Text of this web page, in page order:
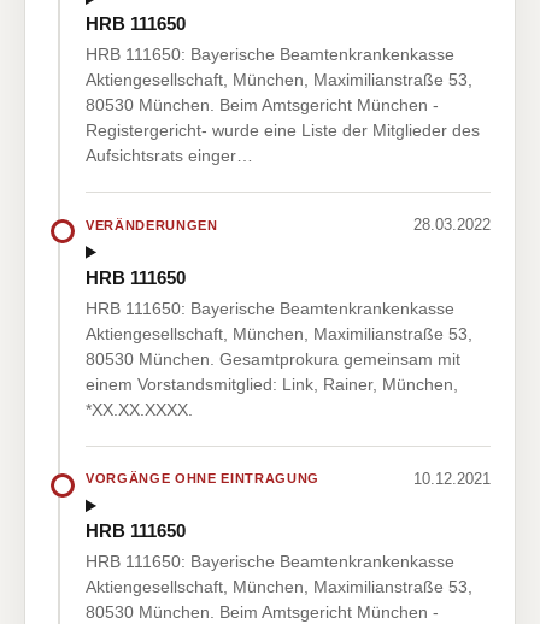
HRB 111650
HRB 111650: Bayerische Beamtenkrankenkasse
Aktiengesellschaft, München, Maximilianstraße 53,
80530 München. Beim Amtsgericht München -
Registergericht- wurde eine Liste der Mitglieder des
Aufsichtsrats einger…
VERÄNDERUNGEN 28.03.2022
HRB 111650
HRB 111650: Bayerische Beamtenkrankenkasse
Aktiengesellschaft, München, Maximilianstraße 53,
80530 München. Gesamtprokura gemeinsam mit
einem Vorstandsmitglied: Link, Rainer, München,
*XX.XX.XXXX.
VORGÄNGE OHNE EINTRAGUNG 10.12.2021
HRB 111650
HRB 111650: Bayerische Beamtenkrankenkasse
Aktiengesellschaft, München, Maximilianstraße 53,
80530 München. Beim Amtsgericht München -